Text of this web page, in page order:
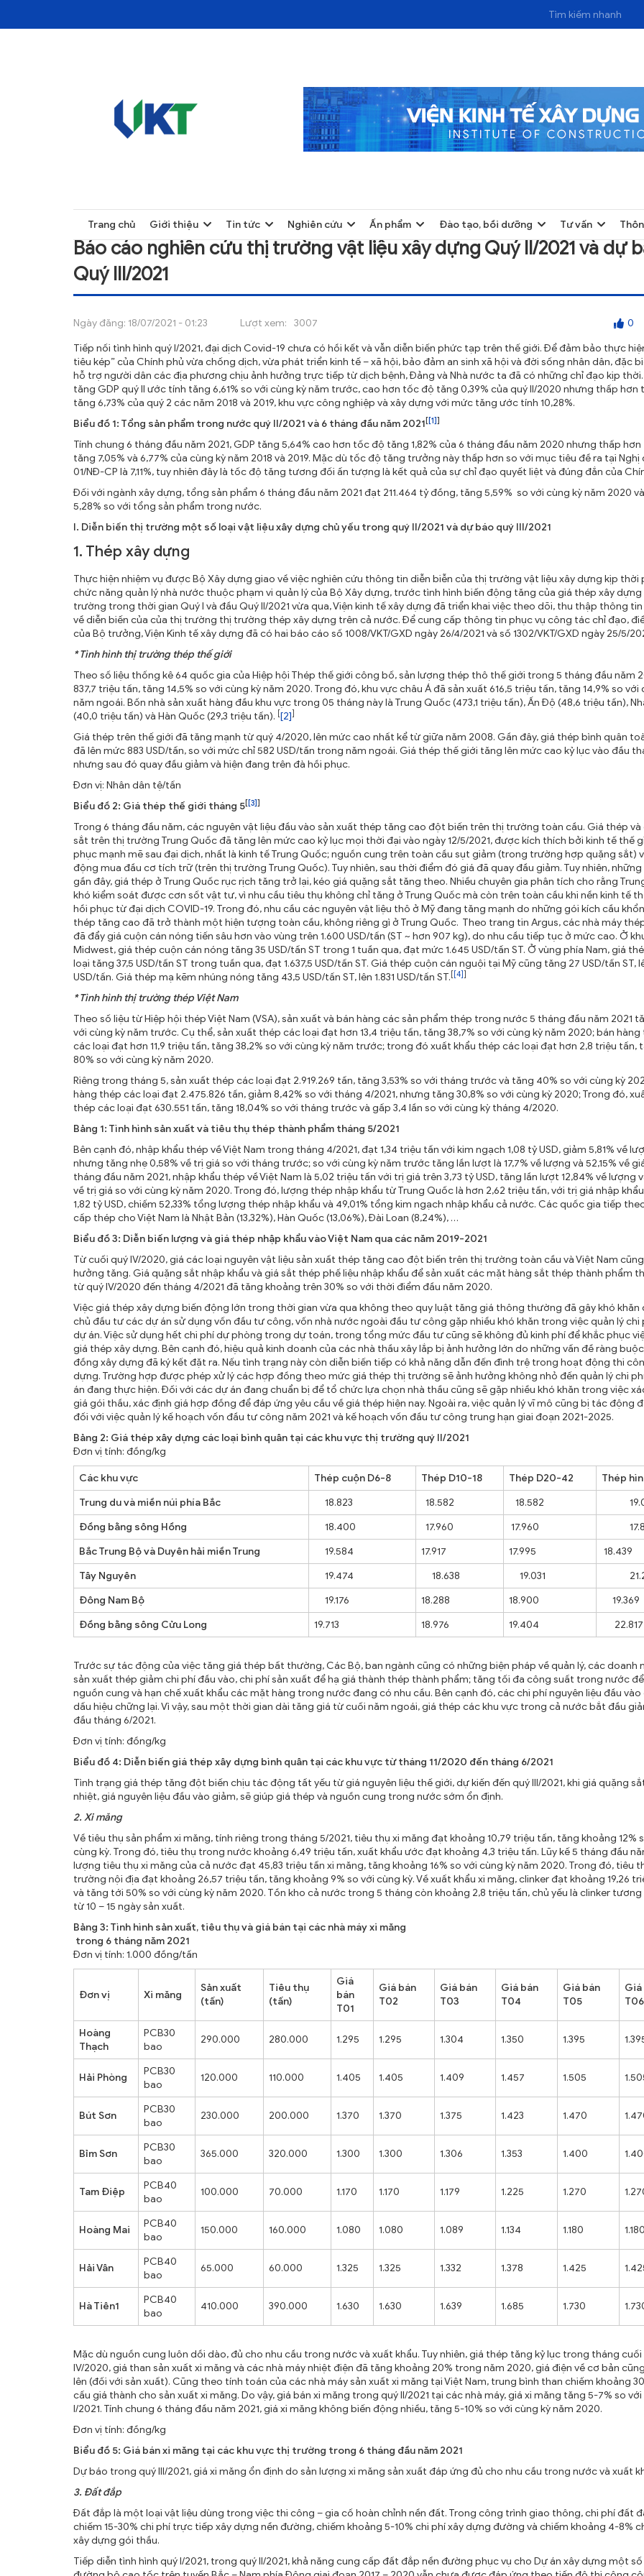
NGHIÊN CỨU
ĐÀO TẠO, BỒI DƯỠNG
THÔNG TIN CÔNG BỐ
TRA CỨU VĂN BẢN
Trang chủ Giới thiệu Tin tức Nghiên cứu Ấn phẩm Đào tạo, bồi dưỡng Tư vấn
Báo cáo nghiên cứu thị trường vật liệu xây dựng Quý II/2021 và dự
Quý III/2021
Ngày đăng: 18/07/2021 - 01:23 Lượt xem: 3007 0
Tiếp nối tình hình quý I/2021, đại dịch Covid-19 chưa có hồi kết và vẫn diễn biến phức tạp trên thế giới. Để đảm bảo thực
tiêu kép” của Chính phủ vừa chống dịch, vừa phát triển kinh tế – xã hội, bảo đảm an sinh xã hội và đời sống nhân dân, đặc
hỗ trợ người dân các địa phương chịu ảnh hưởng trực tiếp từ dịch bệnh, Đảng và Nhà nước ta đã có những chỉ đạo kịp
tăng GDP quý II ước tính tăng 6,61% so với cùng kỳ năm trước, cao hơn tốc độ tăng 0,39% của quý II/2020 nhưng thấp hơn
tăng 6,73% của quý 2 các năm 2018 và 2019, khu vực công nghiệp và xây dựng với mức tăng ước tính 10,28%.
Biểu đồ 1: Tổng sản phẩm trong nước quý II/2021 và 6 tháng đầu năm 2021 [[1]]
Tính chung 6 tháng đầu năm 2021, GDP tăng 5,64% cao hơn tốc độ tăng 1,82% của 6 tháng đầu năm 2020 nhưng thấp
tăng 7,05% và 6,77% của cùng kỳ năm 2018 và 2019. Mặc dù tốc độ tăng trưởng này thấp hơn so với mục tiêu đề ra tại Nghị
01/NĐ-CP là 7,11%, tuy nhiên đây là tốc độ tăng tương đối ấn tượng là kết quả của sự chỉ đạo quyết liệt và đúng đắn của
Đối với ngành xây dựng, tổng sản phẩm 6 tháng đầu năm 2021 đạt 211.464 tỷ đồng, tăng 5,59% so với cùng kỳ năm 2020
5,28% so với tổng sản phẩm trong nước.
I. Diễn biến thị trường một số loại vật liệu xây dựng chủ yếu trong quý II/2021 và dự báo quý III/2021
1. Thép xây dựng
Thực hiện nhiệm vụ được Bộ Xây dựng giao về việc nghiên cứu thông tin diễn biễn của thị trường vật liệu xây dựng kịp thời
chức năng quản lý nhà nước thuộc phạm vi quản lý của Bộ Xây dựng, trước tình hình biến động tăng của giá thép xây
trường trong thời gian Quý I và đầu Quý II/2021 vừa qua, Viện kinh tế xây dựng đã triển khai việc theo dõi, thu thập thông
về diễn biến của của thị trường thị trường thép xây dựng trên cả nước. Để cung cấp thông tin phục vụ công tác chỉ đạo,
của Bộ trưởng, Viện Kinh tế xây dựng đã có hai báo cáo số 1008/VKT/GXD ngày 26/4/2021 và số 1302/VKT/GXD ngày 25/5/
* Tình hình thị trường thép thế giới
Theo số liệu thống kê 64 quốc gia của Hiệp hội Thép thế giới công bố, sản lượng thép thô thế giới trong 5 tháng đầu năm
837,7 triệu tấn, tăng 14,5% so với cùng kỳ năm 2020. Trong đó, khu vực châu Á đã sản xuất 616,5 triệu tấn, tăng 14,9% so với
năm ngoái. Bốn nhà sản xuất hàng đầu khu vực trong 05 tháng này là Trung Quốc (473,1 triệu tấn), Ấn Độ (48,6 triệu tấn),
(40,0 triệu tấn) và Hàn Quốc (29,3 triệu tấn). [[2]]
Giá thép trên thế giới đã tăng mạnh từ quý 4/2020, lên mức cao nhất kể từ giữa năm 2008. Gần đây, giá thép bình quân
đã lên mức 883 USD/tấn, so với mức chỉ 582 USD/tấn trong năm ngoái. Giá thép thế giới tăng lên mức cao kỷ lục vào đầu
nhưng sau đó quay đầu giảm và hiện đang trên đà hồi phục.
Đơn vị: Nhân dân tệ/tấn
Biểu đồ 2: Giá thép thế giới tháng 5[[3]]
Trong 6 tháng đầu năm, các nguyên vật liệu đầu vào sản xuất thép tăng cao đột biến trên thị trường toàn cầu. Giá thép và
sắt trên thị trường Trung Quốc đã tăng lên mức cao kỷ lục mọi thời đại vào ngày 12/5/2021, được kích thích bởi kinh tế thế
phục mạnh mẽ sau đại dịch, nhất là kinh tế Trung Quốc; nguồn cung trên toàn cầu sụt giảm (trong trường hợp quặng sắt)
động mua đầu cơ tích trữ (trên thị trường Trung Quốc). Tuy nhiên, sau thời điểm đó giá đã quay đầu giảm. Tuy nhiên, những
gần đây, giá thép ở Trung Quốc rục rịch tăng trở lại, kéo giá quặng sắt tăng theo. Nhiều chuyên gia phân tích cho rằng
khó kiểm soát được cơn sốt vật tư, vì nhu cầu tiêu thụ không chỉ tăng ở Trung Quốc mà còn trên toàn cầu khi nền kinh tế
hồi phục từ đại dịch COVID-19. Trong đó, nhu cầu các nguyên vật liệu thô ở Mỹ đang tăng mạnh do những gói kích cầu
thép tăng cao đã trở thành một hiện tượng toàn cầu, không riêng gì ở Trung Quốc. Theo trang tin Argus, các nhà máy
đã đẩy giá cuộn cán nóng tiến sâu hơn vào vùng trên 1.600 USD/tấn (ST ~ hơn 907 kg), do nhu cầu tiếp tục ở mức cao. Ở
Midwest, giá thép cuộn cán nóng tăng 35 USD/tấn ST trong 1 tuần qua, đạt mức 1.645 USD/tấn ST. Ở vùng phía Nam, giá
loại tăng 37,5 USD/tấn ST trong tuần qua, đạt 1.637,5 USD/tấn ST. Giá thép cuộn cán nguội tại Mỹ cũng tăng 27 USD/tấn ST,
USD/tấn. Giá thép mạ kẽm nhúng nóng tăng 43,5 USD/tấn ST, lên 1.831 USD/tấn ST. [[4]]
* Tình hình thị trường thép Việt Nam
Theo số liệu từ Hiệp hội thép Việt Nam (VSA), sản xuất và bán hàng các sản phẩm thép trong nước 5 tháng đầu năm 2021
với cùng kỳ năm trước. Cụ thể, sản xuất thép các loại đạt hơn 13,4 triệu tấn, tăng 38,7% so với cùng kỳ năm 2020; bán
các loại đạt hơn 11,9 triệu tấn, tăng 38,2% so với cùng kỳ năm trước; trong đó xuất khẩu thép các loại đạt hơn 2,8 triệu tấn,
80% so với cùng kỳ năm 2020.
Riêng trong tháng 5, sản xuất thép các loại đạt 2.919.269 tấn, tăng 3,53% so với tháng trước và tăng 40% so với cùng kỳ
hàng thép các loại đạt 2.475.826 tấn, giảm 8,42% so với tháng 4/2021, nhưng tăng 30,8% so với cùng kỳ 2020; Trong đó,
thép các loại đạt 630.551 tấn, tăng 18,04% so với tháng trước và gấp 3,4 lần so với cùng kỳ tháng 4/2020.
Bảng 1: Tình hình sản xuất và tiêu thụ thép thành phẩm tháng 5/2021
Bên cạnh đó, nhập khẩu thép về Việt Nam trong tháng 4/2021, đạt 1,34 triệu tấn với kim ngạch 1,08 tỷ USD, giảm 5,81% về
nhưng tăng nhẹ 0,58% về trị giá so với tháng trước; so với cùng kỳ năm trước tăng lần lượt là 17,7% về lượng và 52,15% về
tháng đầu năm 2021, nhập khẩu thép về Việt Nam là 5,02 triệu tấn với trị giá trên 3,73 tỷ USD, tăng lần lượt 12,84% về lượng
về trị giá so với cùng kỳ năm 2020. Trong đó, lượng thép nhập khẩu từ Trung Quốc là hơn 2,62 triệu tấn, với trị giá nhập
1,82 tỷ USD, chiếm 52,33% tổng lượng thép nhập khẩu và 49,01% tổng kim ngạch nhập khẩu cả nước. Các quốc gia tiếp
cấp thép cho Việt Nam là Nhật Bản (13,32%), Hàn Quốc (13,06%), Đài Loan (8,24%), …
Biểu đồ 3: Diễn biến lượng và giá thép nhập khẩu vào Việt Nam qua các năm 2019-2021
Từ cuối quý IV/2020, giá các loại nguyên vật liệu sản xuất thép tăng cao đột biến trên thị trường toàn cầu và Việt Nam
hưởng tăng. Giá quặng sắt nhập khẩu và giá sắt thép phế liệu nhập khẩu để sản xuất các mặt hàng sắt thép thành phẩm
từ quý IV/2020 đến tháng 4/2021 đã tăng khoảng trên 30% so với thời điểm đầu năm 2020.
Việc giá thép xây dựng biến động lớn trong thời gian vừa qua không theo quy luật tăng giá thông thường đã gây khó khăn
chủ đầu tư các dự án sử dụng vốn đầu tư công, vốn nhà nước ngoài đầu tư công gặp nhiều khó khăn trong việc quản lý chi
dự án. Việc sử dụng hết chi phí dự phòng trong dự toán, trong tổng mức đầu tư cũng sẽ không đủ kinh phí để khắc phục
giá thép xây dựng. Bên cạnh đó, hiệu quả kinh doanh của các nhà thầu xây lắp bị ảnh hưởng lớn do những vấn đề ràng
đồng xây dựng đã ký kết đặt ra. Nếu tình trạng này còn diễn biến tiếp có khả năng dẫn đến đình trệ trong hoạt động thi
dựng. Trường hợp được phép xử lý các hợp đồng theo mức giá thép thị trường sẽ ảnh hưởng không nhỏ đến quản lý chi
án đang thực hiện. Đối với các dự án đang chuẩn bị để tổ chức lựa chọn nhà thầu cũng sẽ gặp nhiều khó khăn trong việc
giá gói thầu, xác định giá hợp đồng để đáp ứng yêu cầu về giá thép hiện nay. Ngoài ra, việc quản lý vĩ mô cũng bị tác động
đối với việc quản lý kế hoạch vốn đầu tư công năm 2021 và kế hoạch vốn đầu tư công trung hạn giai đoạn 2021-2025.
Bảng 2: Giá thép xây dựng các loại bình quân tại các khu vực thị trường quý II/2021
Đơn vị tính: đồng/kg
Các khu vực Thép cuộn D6-8 Thép D10-18 Thép D20-42
Thép
Trung du và miền núi phía Bắc
18.823 18.582 18.582
Đồng bằng sông Hồng
18.400 17.960 17.960
Bắc Trung Bộ và Duyên hải miền Trung
19.584 17.917 17.995
18.439
Tây Nguyên
19.474 18.638 19.031
Đông Nam Bộ
19.176 18.288 18.900
19.369
Đồng bằng sông Cửu Long
19.713 18.976 19.404 22.817
Trước sự tác động của việc tăng giá thép bất thường, Các Bộ, ban ngành cũng có những biện pháp về quản lý, các doanh
sản xuất thép giảm chi phí đầu vào, chi phí sản xuất để hạ giá thành thép thành phẩm; tăng tối đa công suất trong nước
nguồn cung và hạn chế xuất khẩu các mặt hàng trong nước đang có nhu cầu. Bên cạnh đó, các chi phí nguyên liệu đầu
dấu hiệu chững lại. Vì vậy, sau một thời gian dài tăng giá từ cuối năm ngoái, giá thép các khu vực trong cả nước bắt đầu
đầu tháng 6/2021.
Đơn vị tính: đồng/kg
Biểu đồ 4: Diễn biến giá thép xây dựng bình quân tại các khu vực từ tháng 11/2020 đến tháng 6/2021
Tình trạng giá thép tăng đột biến chịu tác động tất yếu từ giá nguyên liệu thế giới, dự kiến đến quý III/2021, khi giá quặng
nhiệt, giá nguyên liệu đầu vào giảm, sẽ giúp giá thép và nguồn cung trong nước sớm ổn định.
2. Xi măng
Về tiêu thụ sản phẩm xi măng, tính riêng trong tháng 5/2021, tiêu thụ xi măng đạt khoảng 10,79 triệu tấn, tăng khoảng 12%
cùng kỳ. Trong đó, tiêu thụ trong nước khoảng 6,49 triệu tấn, xuất khẩu ước đạt khoảng 4,3 triệu tấn. Lũy kế 5 tháng đầu
lượng tiêu thụ xi măng của cả nước đạt 45,83 triệu tấn xi măng, tăng khoảng 16% so với cùng kỳ năm 2020. Trong đó, tiêu
trường nội địa đạt khoảng 26,57 triệu tấn, tăng khoảng 9% so với cùng kỳ. Về xuất khẩu xi măng, clinker đạt khoảng 19,26
và tăng tới 50% so với cùng kỳ năm 2020. Tồn kho cả nước trong 5 tháng còn khoảng 2,8 triệu tấn, chủ yếu là clinker
từ 10 – 15 ngày sản xuất.
Bảng 3: Tình hình sản xuất, tiêu thụ và giá bán tại các nhà máy xi măng
trong 6 tháng năm 2021
Đơn vị tính: 1.000 đồng/tấn
Đơn vị Xi măng
Sản xuất
(tấn)
Tiêu thụ
(tấn)
Giá
bán
T01
Giá bán
T02
Giá bán
T03
Giá bán
T04
Giá bán
T05
Giá
T06
Hoàng
Thạch
PCB30
bao
290.000 280.000 1.295 1.295 1.304 1.350 1.395
Hải Phòng
PCB30
bao
120.000 110.000 1.405 1.405 1.409 1.457 1.505
Bút Sơn
PCB30
bao
230.000 200.000 1.370 1.370 1.375 1.423 1.470
Bỉm Sơn
PCB30
bao
365.000 320.000 1.300 1.300 1.306 1.353 1.400
Tam Điệp
PCB40
bao
100.000 70.000 1.170 1.170 1.179 1.225 1.270
Hoàng Mai
PCB40
bao
150.000 160.000 1.080 1.080 1.089 1.134 1.180
Hải Vân
PCB40
bao
65.000 60.000 1.325 1.325 1.332 1.378 1.425
Hà Tiên1
PCB40
bao
410.000 390.000 1.630 1.630 1.639 1.685 1.730
Mặc dù nguồn cung luôn dồi dào, đủ cho nhu cầu trong nước và xuất khẩu. Tuy nhiên, giá thép tăng kỷ lục trong tháng cuối
IV/2020, giá than sản xuất xi măng và các nhà máy nhiệt điện đã tăng khoảng 20% trong năm 2020, giá điện về cơ bản
lên (đối với sản xuất). Cũng theo tính toán của các nhà máy sản xuất xi măng tại Việt Nam, trung bình than chiếm khoảng
cấu giá thành cho sản xuất xi măng. Do vậy, giá bán xi măng trong quý II/2021 tại các nhà máy, giá xi măng tăng 5-7% so
I/2021. Tính chung 6 tháng đầu năm 2021, giá xi măng không biến động nhiều, tăng 5-10% so với cùng kỳ năm 2020.
Đơn vị tính: đồng/kg
Biểu đồ 5: Giá bán xi măng tại các khu vực thị trường trong 6 tháng đầu năm 2021
Dự báo trong quý III/2021, giá xi măng ổn định do sản lượng xi măng sản xuất đáp ứng đủ cho nhu cầu trong nước và xuất
3. Đất đắp
Đất đắp là một loại vật liệu dùng trong việc thi công – gia cố hoàn chỉnh nền đất. Trong công trình giao thông, chi phí đất
chiếm 15-30% chi phí trực tiếp xây dựng nền đường, chiếm khoảng 5-10% chi phí xây dựng đường và chiếm khoảng 4-8%
xây dựng gói thầu.
Tiếp diễn tình hình quý I/2021, trong quý II/2021, khả năng cung cấp đất đắp nền đường phục vụ cho Dự án xây dựng một